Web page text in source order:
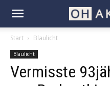
Start Blaulicht
Blaulicht
Vermisste